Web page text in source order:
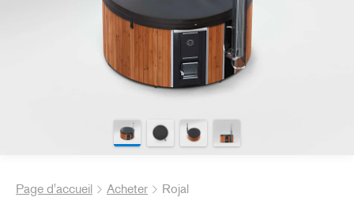
Page d'accueil Acheter Rojal